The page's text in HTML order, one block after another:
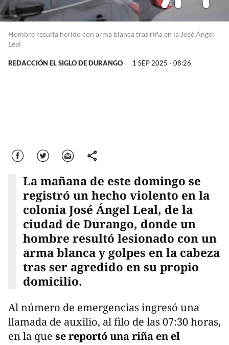
Hombre resulta herido con arma blanca tras riña en la José Ángel
Leal
REDACCIÓN EL SIGLO DE DURANGO 1 SEP 2025 - 08:26
Facebook Twitter Correo comparte
La mañana de este domingo se
registró un hecho violento en la
colonia José Ángel Leal, de la
ciudad de Durango, donde un
hombre resultó lesionado con un
arma blanca y golpes en la cabeza
tras ser agredido en su propio
domicilio.
Al número de emergencias ingresó una
llamada de auxilio, al filo de las 07:30 horas,
en la que se reportó una riña en el